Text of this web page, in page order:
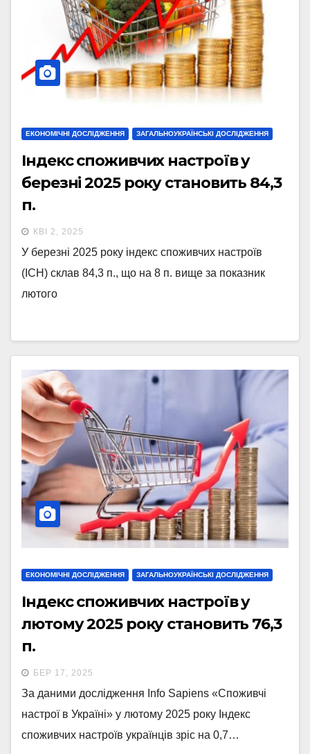
ЕКОНОМІЧНІ ДОСЛІДЖЕННЯ ЗАГАЛЬНОУКРАЇНСЬКІ ДОСЛІДЖЕННЯ
Індекс споживчих настроїв у
березні 2025 року становить 84,3
п.
КВІ 2, 2025
У березні 2025 року індекс споживчих настроїв
(ІСН) склав 84,3 п., що на 8 п. вище за показник
лютого
ЕКОНОМІЧНІ ДОСЛІДЖЕННЯ ЗАГАЛЬНОУКРАЇНСЬКІ ДОСЛІДЖЕННЯ
Індекс споживчих настроїв у
лютому 2025 року становить 76,3
п.
БЕР 17, 2025
За даними дослідження Info Sapiens «Споживчі
настрої в Україні» у лютому 2025 року Індекс
споживчих настроїв українців зріс на 0,7…